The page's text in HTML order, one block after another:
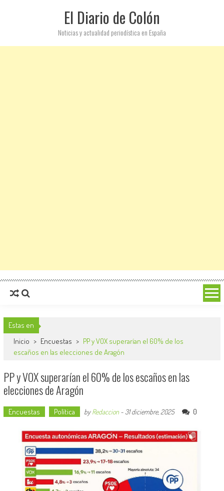
El Diario de Colón
Noticias y actualidad periodística en España
Estas en
Inicio > Encuestas > PP y VOX superarían el 60% de los
escaños en las elecciones de Aragón
PP y VOX superarían el 60% de los escaños en las
elecciones de Aragón
Encuestas Política byRedaccion- 31 diciembre, 2025 0